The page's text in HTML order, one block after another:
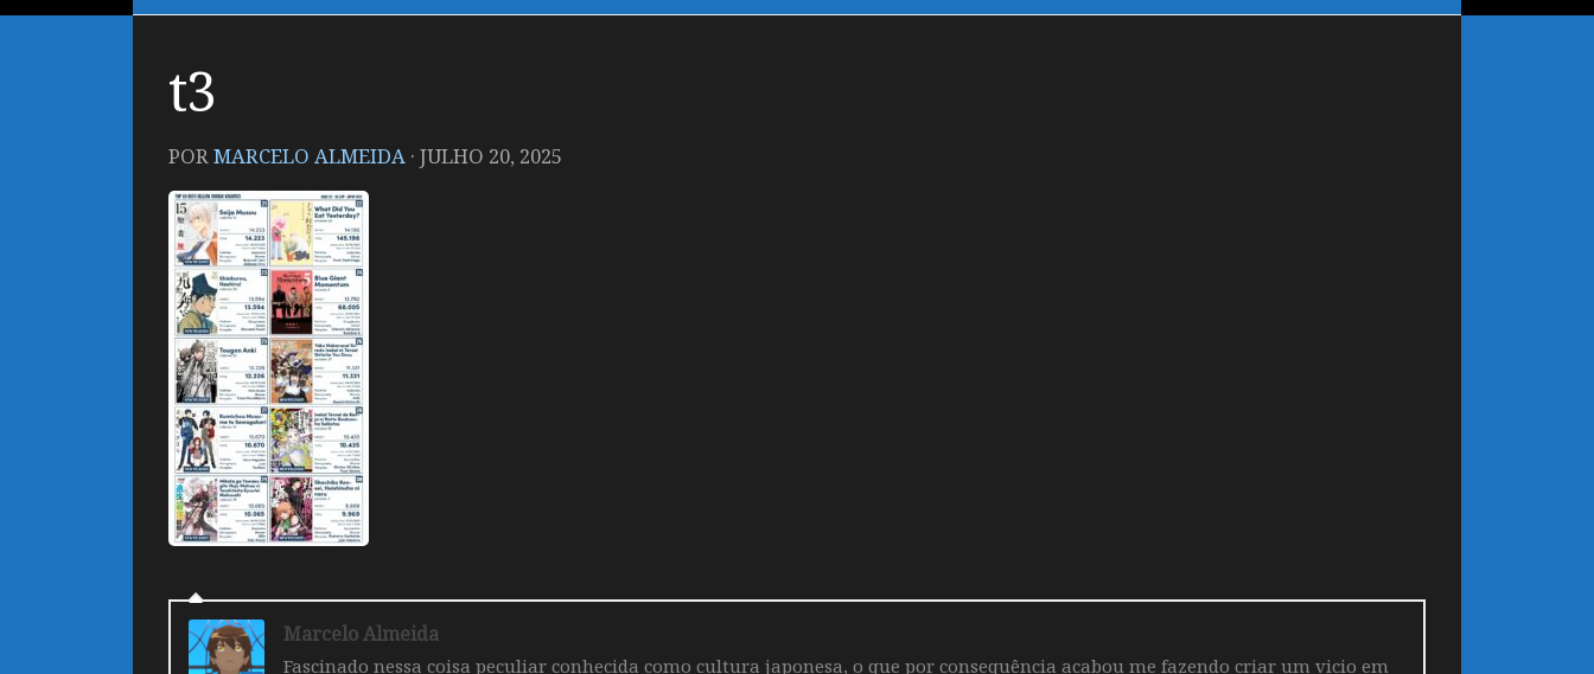
t3
PORMARCELO ALMEIDA · JULHO 20, 2025
Marcelo Almeida
Fascinado nessa coisa peculiar conhecida como cultura japonesa, o que por consequência acabou me fazendo criar um vicio em